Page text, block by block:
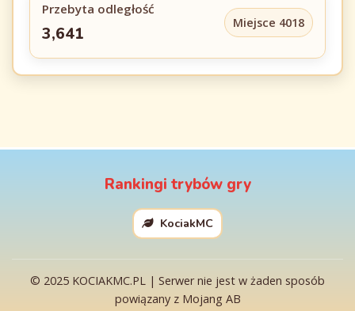
Przebyta odległość
3,641
Miejsce 4018
Rankingi trybów gry
KociakMC
© 2025 KOCIAKMC.PL | Serwer nie jest w żaden sposób
powiązany z Mojang AB